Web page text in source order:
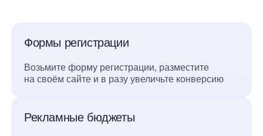
Формы регистрации
Возьмите форму регистрации, разместите
на своём сайте и в разу увеличьте конверсию
Рекламные бюджеты